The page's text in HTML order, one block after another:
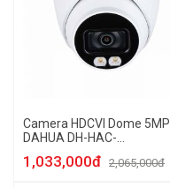
Camera HDCVI Dome 5MP
DAHUA DH-HAC-
1,033,000đ 2,065,000đ